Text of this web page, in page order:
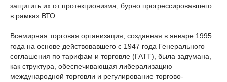
защитить их от протекционизма, бурно прогрессировавшего
в рамках ВТО.
Всемирная торговая организация, созданная в январе 1995
года на основе действовавшего с 1947 года Генерального
соглашения по тарифам и торговле (ГАТТ), была задумана,
как структура, обеспечивающая либерализацию
международной торговли и регулирование торгово-